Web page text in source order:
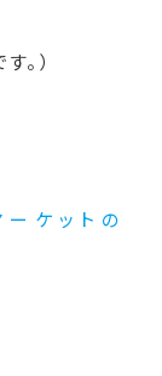
。）
ケットの